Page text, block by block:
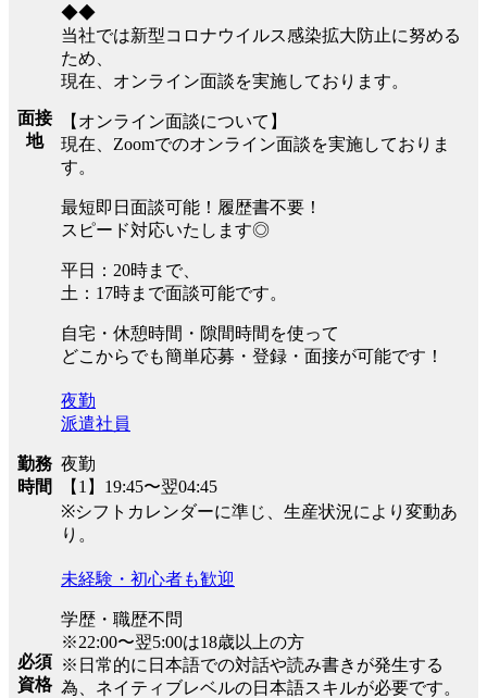
面接
地
◆◆
当社では新型コロナウイルス感染拡大防止に努める
ため、
現在、オンライン面談を実施しております。
【オンライン面談について】
現在、Zoomでのオンライン面談を実施しておりま
す。
最短即日面談可能！履歴書不要！
スピード対応いたします◎
平日：20時まで、
土：17時まで面談可能です。
自宅・休憩時間・隙間時間を使って
どこからでも簡単応募・登録・面接が可能です！
勤務
時間
夜勤
派遣社員
夜勤
【1】19:45〜翌04:45
※シフトカレンダーに準じ、生産状況により変動あ
り。
必須
資格
未経験・初心者も歓迎
学歴・職歴不問
※22:00〜翌5:00は18歳以上の方
※日常的に日本語での対話や読み書きが発生する
為、ネイティブレベルの日本語スキルが必要です。